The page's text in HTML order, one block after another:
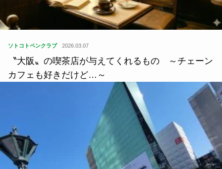
ソトコトペンクラブ 2026.03.07
〝大阪〟の喫茶店が与えてくれるもの ～チェーン
カフェも好きだけど…～